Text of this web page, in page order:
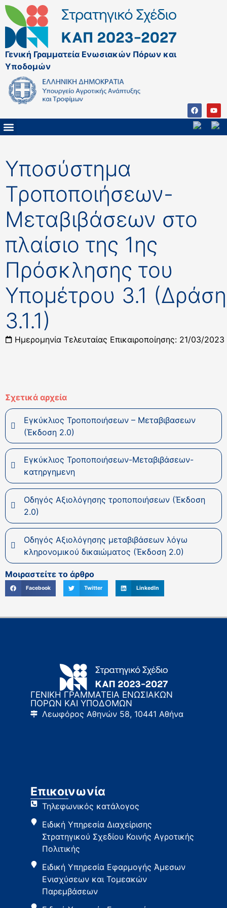
Γενική Γραμματεία Ενωσιακών Πόρων και
Υποδομών
Υποσύστημα
Τροποποιήσεων-
Μεταβιβάσεων στο
πλαίσιο της 1ης
Πρόσκλησης του
Υπομέτρου 3.1 (Δράση
3.1.1)
Ημερομηνία Τελευταίας Επικαιροποίησης: 21/03/2023
Σχετικά αρχεία
Εγκύκλιος Τροποποιήσεων – Μεταβιβασεων
(Έκδοση 2.0)
Εγκύκλιος Τροποποιήσεων-Μεταβιβάσεων-
κατηργημενη
Οδηγός Αξιολόγησης τροποποιήσεων (Έκδοση
2.0)
Οδηγός Αξιολόγησης μεταβιβάσεων λόγω
κληρονομικού δικαιώματος (Έκδοση 2.0)
Μοιραστείτε το άρθρο
Facebook Twitter LinkedIn
ΓΕΝΙΚΗ ΓΡΑΜΜΑΤΕΙΑ ΕΝΩΣΙΑΚΩΝ
ΠΟΡΩΝ ΚΑΙ ΥΠΟΔΟΜΩΝ
Λεωφόρος Αθηνών 58, 10441 Αθήνα
Επικοινωνία
Τηλεφωνικός κατάλογος
Ειδική Υπηρεσία Διαχείρισης
Στρατηγικού Σχεδίου Κοινής Αγροτικής
Πολιτικής
Ειδική Υπηρεσία Εφαρμογής Άμεσων
Ενισχύσεων και Τομεακών
Παρεμβάσεων